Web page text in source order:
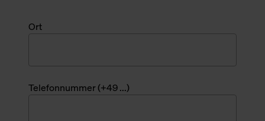
Ort
Telefonnummer (+49 ...)